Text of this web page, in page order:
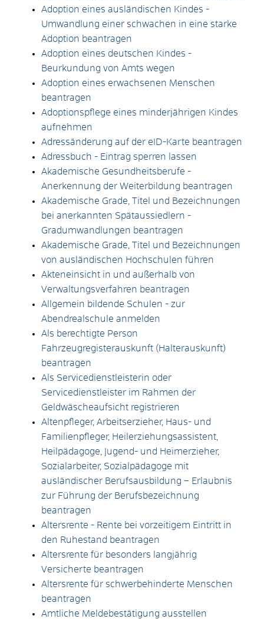
Adoption eines ausländischen Kindes -
Umwandlung einer schwachen in eine starke
Adoption beantragen
Adoption eines deutschen Kindes -
Beurkundung von Amts wegen
Adoption eines erwachsenen Menschen
beantragen
Adoptionspflege eines minderjährigen Kindes
aufnehmen
Adressänderung auf der eID-Karte beantragen
Adressbuch - Eintrag sperren lassen
Akademische Gesundheitsberufe -
Anerkennung der Weiterbildung beantragen
Akademische Grade, Titel und Bezeichnungen
bei anerkannten Spätaussiedlern -
Gradumwandlungen beantragen
Akademische Grade, Titel und Bezeichnungen
von ausländischen Hochschulen führen
Akteneinsicht in und außerhalb von
Verwaltungsverfahren beantragen
Allgemein bildende Schulen - zur
Abendrealschule anmelden
Als berechtigte Person
Fahrzeugregisterauskunft (Halterauskunft)
beantragen
Als Servicedienstleisterin oder
Servicedienstleister im Rahmen der
Geldwäscheaufsicht registrieren
Altenpfleger, Arbeitserzieher, Haus- und
Familienpfleger, Heilerziehungsassistent,
Heilpädagoge, Jugend- und Heimerzieher,
Sozialarbeiter, Sozialpädagoge mit
ausländischer Berufsausbildung – Erlaubnis
zur Führung der Berufsbezeichnung
beantragen
Altersrente - Rente bei vorzeitigem Eintritt in
den Ruhestand beantragen
Altersrente für besonders langjährig
Versicherte beantragen
Altersrente für schwerbehinderte Menschen
beantragen
Amtliche Meldebestätigung ausstellen